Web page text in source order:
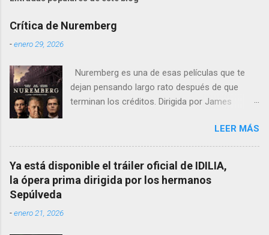
Crítica de Nuremberg
-enero 29, 2026
Nuremberg es una de esas películas que te
dejan pensando largo rato después de que
terminan los créditos. Dirigida por James
psicológico se sumerge en los juicios de
Núremberg tras la Segunda Guerra Mundial ,
pero no se limita a recrear eventos judiciales.
En cambio, enfoca su lente en la batalla mental
entre un psiquiatra estadounidense y uno de
LEER MÁS
Ya está disponible el tráiler oficial de IDILIA,
la ópera prima dirigida por los hermanos
Sepúlveda
-enero 21, 2026